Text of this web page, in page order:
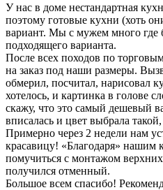
У нас в доме нестандартная
поэтому готовые кухни (хоть
вариант. Мы с мужем много
подходящего варианта.
После всех походов по
на заказ под наши размеры.
обмерил, посчитал, нарисовал
хотелось, и картинка в голове
скажу, что это самый дешевый
вписалась и цвет выбрала
Примерно через 2 недели нам
красавицу! «Благодаря»
помучиться с монтажом
получился отменный.
Большое всем спасибо!